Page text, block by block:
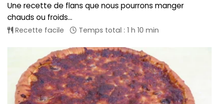
Une recette de flans que nous pourrons manger
chauds ou froids...
Recette facile Temps total : 1 h 10 min